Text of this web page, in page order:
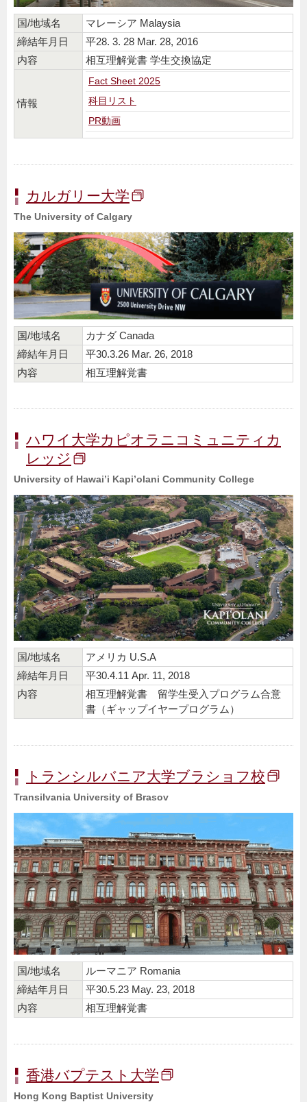
国/地域名
マレーシア Malaysia
締結年月日
平28. 3. 28 Mar. 28, 2016
内容
相互理解覚書 学生交換協定
情報
Fact Sheet 2025
科目リスト
PR動画
カルガリー大学
The University of Calgary
国/地域名
カナダ Canada
締結年月日
平30.3.26 Mar. 26, 2018
内容
相互理解覚書
ハワイ大学カピオラニコミュニティカ
レッジ
University of Hawai’i Kapi’olani Community College
国/地域名
アメリカ U.S.A
締結年月日
平30.4.11 Apr. 11, 2018
内容
相互理解覚書 留学生受入プログラム合意
書（ギャップイヤープログラム）
トランシルバニア大学ブラショフ校
Transilvania University of Brasov
国/地域名
ルーマニア Romania
締結年月日
平30.5.23 May. 23, 2018
内容
相互理解覚書
香港バプテスト大学
Hong Kong Baptist University